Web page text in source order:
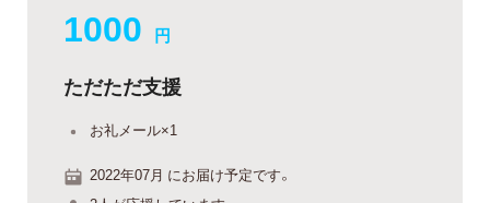
1000 円
ただただ支援
お礼メール×1
2022年07月 にお届け予定です。